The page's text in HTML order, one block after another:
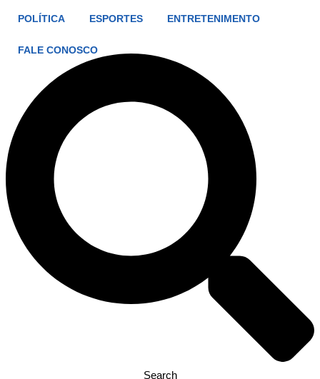
POLÍTICA ESPORTES ENTRETENIMENTO
FALE CONOSCO
Search